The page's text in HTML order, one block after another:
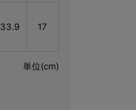
33.9 17
単位(cm)